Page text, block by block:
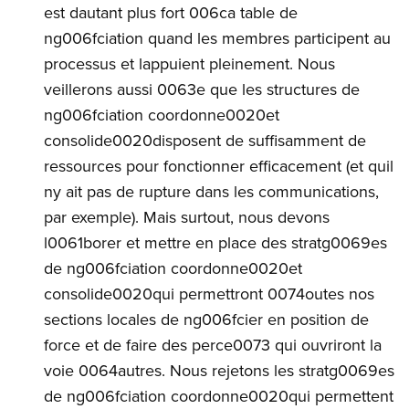
est dautant plus fort 006ca table de
ng006fciation quand les membres participent au
processus et lappuient pleinement. Nous
veillerons aussi 0063e que les structures de
ng006fciation coordonne0020et
consolide0020disposent de suffisamment de
ressources pour fonctionner efficacement (et quil
ny ait pas de rupture dans les communications,
par exemple). Mais surtout, nous devons
l0061borer et mettre en place des stratg0069es
de ng006fciation coordonne0020et
consolide0020qui permettront 0074outes nos
sections locales de ng006fcier en position de
force et de faire des perce0073 qui ouvriront la
voie 0064autres. Nous rejetons les stratg0069es
de ng006fciation coordonne0020qui permettent